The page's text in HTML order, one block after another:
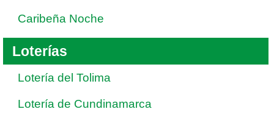
Caribeña Noche
Loterías
Lotería del Tolima
Lotería de Cundinamarca